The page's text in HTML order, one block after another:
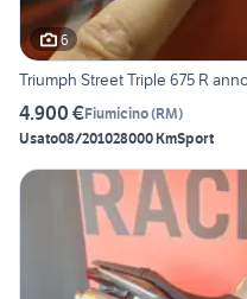
6
Triumph Street Triple 675 R
4.900 €Fiumicino(RM)
Usato08/201028000 KmSport